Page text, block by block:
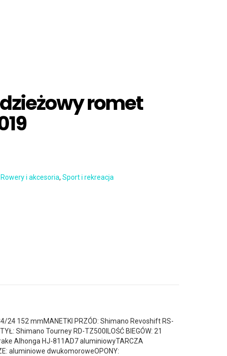
romet
Rowery i akcesoria,Sport i rekreacja
24 152 mmMANETKI PRZÓD: Shimano Revoshift RS-
Shimano Tourney RD-TZ500ILOŚĆ BIEGÓW: 21
Alhonga HJ-811AD7 aluminiowyTARCZA
aluminiowe dwukomoroweOPONY: